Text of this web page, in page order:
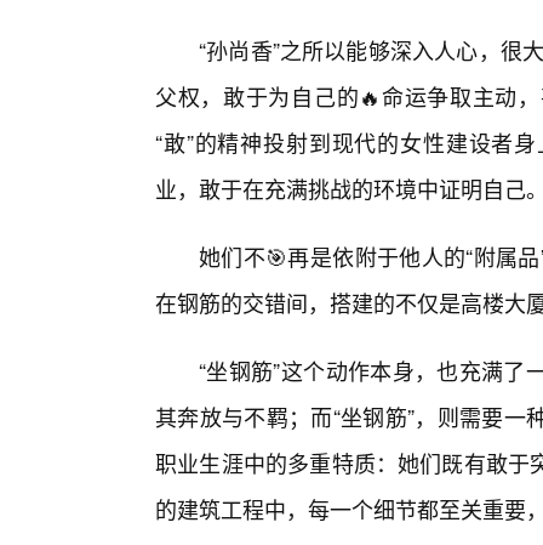
“孙尚香”之所以能够深入人心，很
父权，敢于为自己的🔥命运争取主动
“敢”的精神投射到现代的女性建设者
业，敢于在充满挑战的环境中证明自己
她们不🎯再是依附于他人的“附属
在钢筋的交错间，搭建的不仅是高楼大
“坐钢筋”这个动作本身，也充满
其奔放与不羁；而“坐钢筋”，则需要
职业生涯中的多重特质：她们既有敢
的建筑工程中，每一个细节都至关重要